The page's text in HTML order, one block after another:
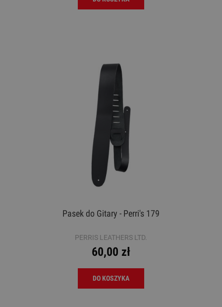
Pasek do Gitary - Perri's 179
PERRIS LEATHERS LTD.
60,00 zł
DO KOSZYKA